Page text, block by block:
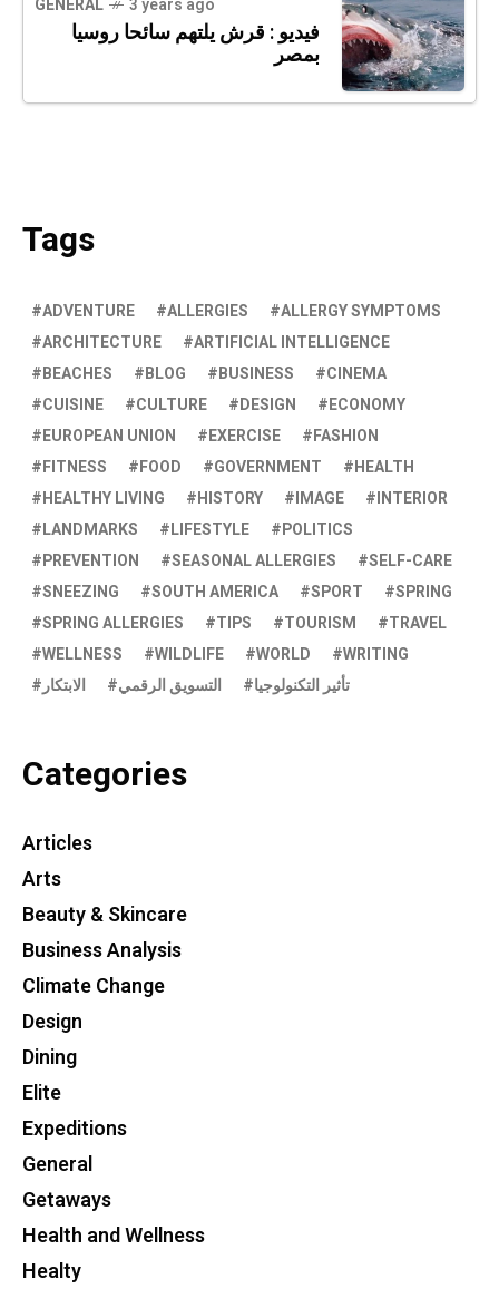
GENERAL 3 years ago
فيديو : قرش يلتهم سائحا روسيا
بمصر
Tags
ADVENTURE ALLERGIES
ALLERGY SYMPTOMS
ARCHITECTURE
ARTIFICIAL INTELLIGENCE
BEACHES
BLOG BUSINESS
CINEMA
CUISINE
CULTURE DESIGN
ECONOMY
EUROPEAN UNION
EXERCISE
FASHION
FITNESS
FOOD GOVERNMENT
HEALTH
HEALTHY LIVING
HISTORY IMAGE
INTERIOR
LANDMARKS
LIFESTYLE
POLITICS
PREVENTION
SEASONAL ALLERGIES
SELF-CARE
SNEEZING
SOUTH AMERICA SPORT
SPRING
SPRING ALLERGIES
TIPS TOURISM
TRAVEL
WELLNESS
WILDLIFE WORLD
WRITING
الابتكار
التسويق الرقمي تأثير التكنولوجيا
Categories
Articles
Arts
Beauty & Skincare
Business Analysis
Climate Change
Design
Dining
Elite
Expeditions
General
Getaways
Health and Wellness
Healty